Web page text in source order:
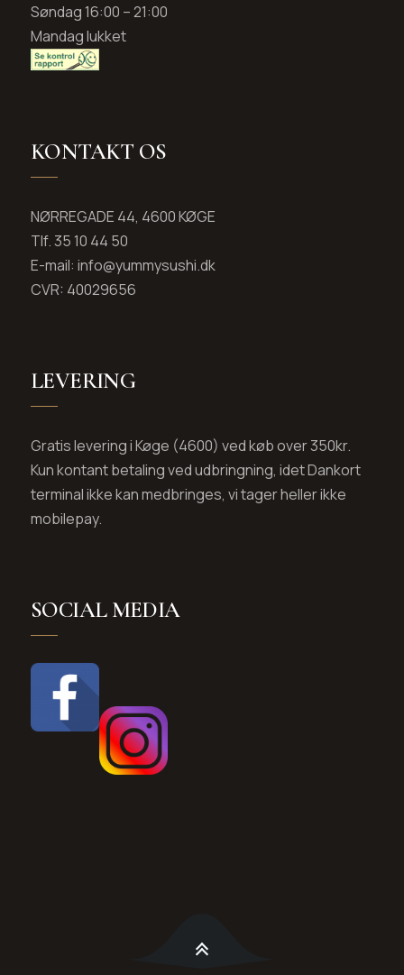
Søndag 16:00 – 21:00
Mandag lukket
KONTAKT OS
NØRREGADE 44, 4600 KØGE
Tlf. 35 10 44 50
E-mail: info@yummysushi.dk
CVR: 40029656
LEVERING
Gratis levering i Køge (4600) ved køb over 350kr.
Kun kontant betaling ved udbringning, idet Dankort
terminal ikke kan medbringes, vi tager heller ikke
mobilepay.
SOCIAL MEDIA